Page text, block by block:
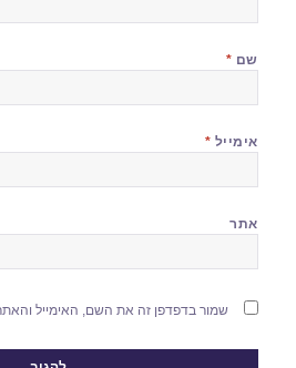
שם *
אימייל *
אתר
שמור בדפדפן זה את השם, האימייל